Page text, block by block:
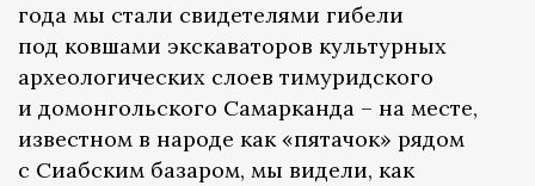
года мы стали свидетелями гибели
под ковшами экскаваторов культурных
археологических слоев тимуридского
и домонгольского Самарканда – на месте,
известном в народе как «пятачок» рядом
с Сиабским базаром, мы видели, как